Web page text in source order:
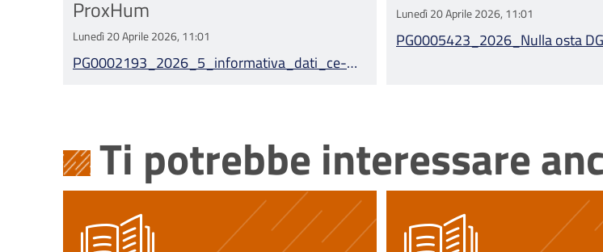
ProxHum
Lunedì 20 Aprile 2026, 11:01
PG0002193_2026_5_informativa_dati_ce-
Lunedì 20 Aprile 2026, 11:01
PG0005423_2026_Nulla osta
Ti potrebbe interessare